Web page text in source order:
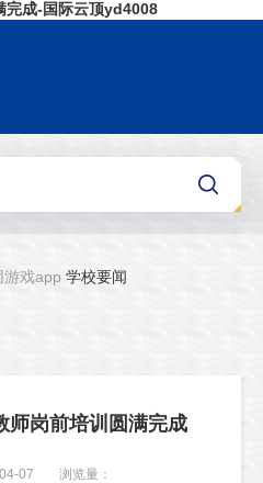
完成-国际云顶yd4008
游戏app 学校要闻
师岗前培训圆满完成
07 浏览量：